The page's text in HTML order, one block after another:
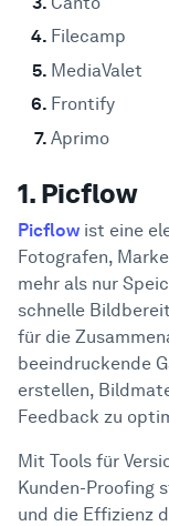
Filecamp
MediaValet
Frontify
Aprimo
1. Picflow
Picflow ist eine
Fotografen,
mehr als nur
schnelle
für die
beeindruckende
erstellen,
Feedback zu
Mit Tools für
Kunden-Proofing
und die Effizienz